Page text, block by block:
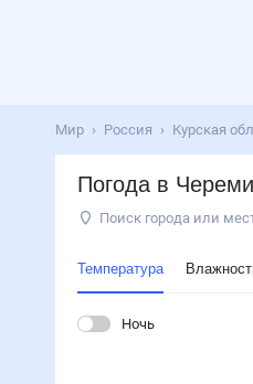
Мир Россия Курская
Погода в
Поиск города или
Температура
Ночь